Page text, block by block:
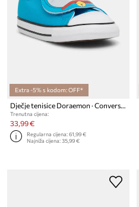
Extra -5% s kodom: OFF*
Dječje tenisice Doraemon · Converse Chuck Taylor All Star
Trenutna cijena:
33,99 €
Regularna cijena:61,99 €
Najniža cijena:35,99 €